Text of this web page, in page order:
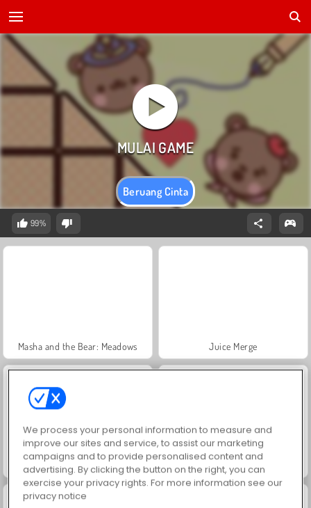
Beruang Cinta
99%
Masha and the Bear: Meadows Juice Merge
Grand Mahjong Connect
We process your personal information to measure and
improve our sites and service, to assist our marketing
campaigns and to provide personalised content and
advertising. By clicking the button on the right, you can
exercise your privacy rights. For more information see our
privacy notice